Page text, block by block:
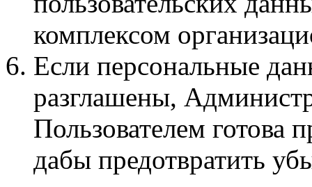
комплексом
Если персональные
разглашены,
Пользователем готова
дабы предотвратить